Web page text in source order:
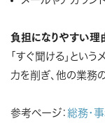
負担になりやすい理
「すぐ聞ける」とい
力を削ぎ、他の業務
参考ページ： 総務・